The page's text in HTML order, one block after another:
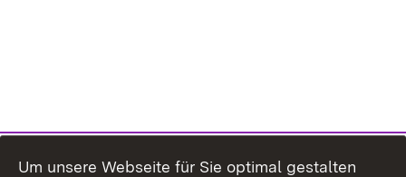
Um unsere Webseite für Sie optimal gestalten